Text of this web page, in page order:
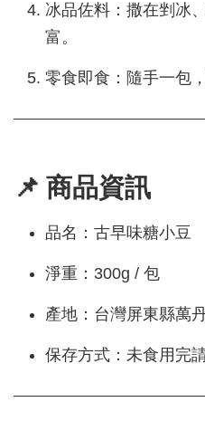
冰品佐料：撒在剉冰
富。
零食即食：隨手一包
📌 商品資訊
品名：古早味糖小豆
淨重：300g / 包
產地：台灣屏東縣萬
保存方式：未食用完